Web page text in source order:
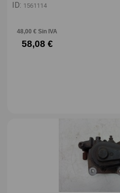
ID: 1561114
48,00 € Sin IVA
58,08 €